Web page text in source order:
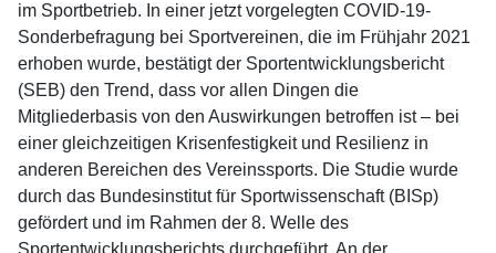
im Sportbetrieb. In einer jetzt vorgelegten COVID-19-
Sonderbefragung bei Sportvereinen, die im Frühjahr 2021
erhoben wurde, bestätigt der Sportentwicklungsbericht
(SEB) den Trend, dass vor allen Dingen die
Mitgliederbasis von den Auswirkungen betroffen ist – bei
einer gleichzeitigen Krisenfestigkeit und Resilienz in
anderen Bereichen des Vereinssports. Die Studie wurde
durch das Bundesinstitut für Sportwissenschaft (BISp)
gefördert und im Rahmen der 8. Welle des
Sportentwicklungsberichts durchgeführt. An der